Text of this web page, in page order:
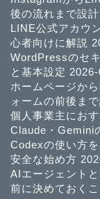
後の流れまで設計
LINE公式アカウ
心者向けに解説
WordPressのセ
と基本設定
ホームページか
ォームの前後ま
個人事業主にお
Claude・Gemini
Codexの使い方
安全な始め方
AIエージェント
前に決めておくこ